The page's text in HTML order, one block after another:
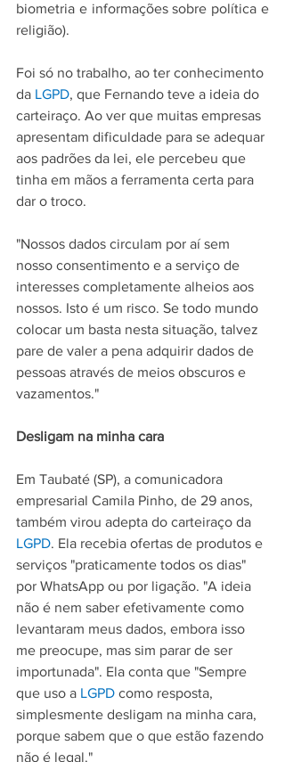
biometria e informações sobre política e
religião).
Foi só no trabalho, ao ter conhecimento
da LGPD, que Fernando teve a ideia do
carteiraço. Ao ver que muitas empresas
apresentam dificuldade para se adequar
aos padrões da lei, ele percebeu que
tinha em mãos a ferramenta certa para
dar o troco.
"Nossos dados circulam por aí sem
nosso consentimento e a serviço de
interesses completamente alheios aos
nossos. Isto é um risco. Se todo mundo
colocar um basta nesta situação, talvez
pare de valer a pena adquirir dados de
pessoas através de meios obscuros e
vazamentos."
Desligam na minha cara
Em Taubaté (SP), a comunicadora
empresarial Camila Pinho, de 29 anos,
também virou adepta do carteiraço da
LGPD. Ela recebia ofertas de produtos e
serviços "praticamente todos os dias"
por WhatsApp ou por ligação. "A ideia
não é nem saber efetivamente como
levantaram meus dados, embora isso
me preocupe, mas sim parar de ser
importunada". Ela conta que "Sempre
que uso a LGPD como resposta,
simplesmente desligam na minha cara,
porque sabem que o que estão fazendo
não é legal."